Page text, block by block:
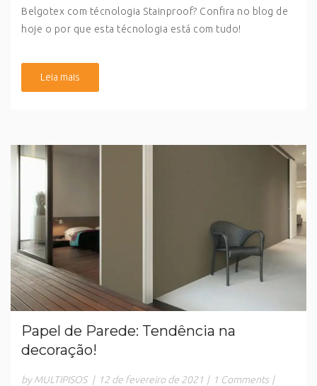
Belgotex com técnologia Stainproof? Confira no blog de
hoje o por que esta técnologia está com tudo!
Leia mais
Papel de Parede: Tendência na
decoração!
by MULTIPISOS | 12 de fevereiro de 2021 | 1 Comments |